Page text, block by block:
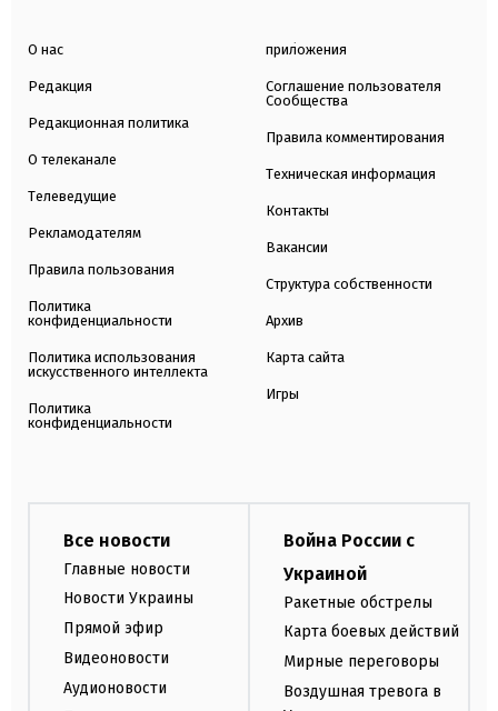
О нас
Редакция
Редакционная политика
О телеканале
Телеведущие
Рекламодателям
Правила пользования
Политика
конфиденциальности
Политика использования
искусственного интеллекта
Политика
конфиденциальности
приложения
Соглашение пользователя
Сообщества
Правила комментирования
Техническая информация
Контакты
Вакансии
Структура собственности
Архив
Карта сайта
Игры
Все новости
Главные новости
Новости Украины
Прямой эфир
Видеоновости
Аудионовости
Война России с
Украиной
Ракетные обстрелы
Карта боевых действий
Мирные переговоры
Воздушная тревога в